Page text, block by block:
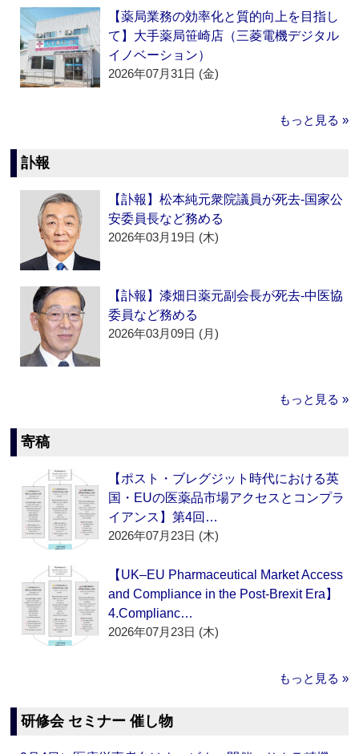
【薬局業務の効率化と質的向上を目指し
て】大手薬局笹崎店（三菱電機デジタル
イノベーション）
2026年07月31日 (金)
もっと見る »
訃報
【訃報】松本純元衆院議員が死去‐国家公
安委員長など務める
2026年03月19日 (木)
【訃報】漆畑日薬元副会長が死去‐中医協
委員など務める
2026年03月09日 (月)
もっと見る »
寄稿
【ポスト・ブレグジット時代における英
国・EUの医薬品市場アクセスとコンプラ
イアンス】第4回…
2026年07月23日 (木)
【UK–EU Pharmaceutical Market Access
and Compliance in the Post-Brexit Era】
4.Complianc…
2026年07月23日 (木)
もっと見る »
研修会 セミナー 催し物